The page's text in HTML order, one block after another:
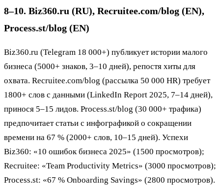
8–10. Biz360.ru (RU), Recruitee.com/blog (EN),
Process.st/blog (EN)
Biz360.ru (Telegram 18 000+) публикует истории малого
бизнеса (5000+ знаков, 3–10 дней), репостя хиты для
охвата. Recruitee.com/blog (рассылка 50 000 HR) требует
1800+ слов с данными (LinkedIn Report 2025, 7–14 дней),
принося 5–15 лидов. Process.st/blog (30 000+ трафика)
предпочитает статьи с инфографикой о сокращении
времени на 67 % (2000+ слов, 10–15 дней). Успехи
Biz360: «10 ошибок бизнеса 2025» (1500 просмотров);
Recruitee: «Team Productivity Metrics» (3000 просмотров);
Process.st: «67 % Onboarding Savings» (2800 просмотров).